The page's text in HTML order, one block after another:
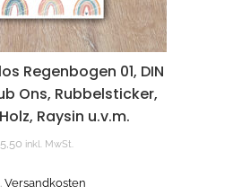
Regenbogen 01, DIN
Ons, Rubbelsticker,
Raysin u.v.m.
5,50 inkl. MwSt.
Versandkosten